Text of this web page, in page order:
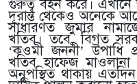
গুরুত্ব বহন করে।
দূরান্ত থেকেও অনেকে
সাধারণত জুমার
খতিব। তবে, বিগত
‘কওমী জননী’ উপাধি
খতিব হাফেজ
অনুপস্থিত থাকায়